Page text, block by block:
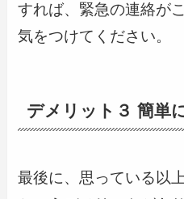
すれば、緊急の連絡が
気をつけてください。
デメリット３ 簡単
最後に、思っている以